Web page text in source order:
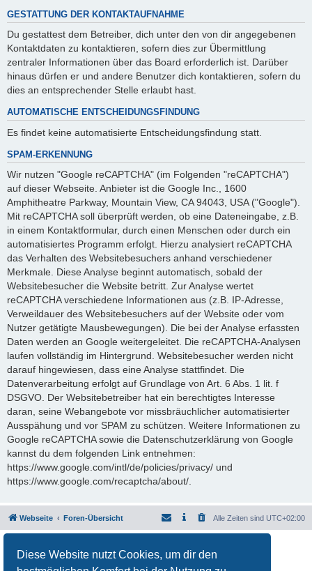
Diese Website nutzt Cookies, um dir den
GESTATTUNG DER KONTAKTAUFNAHME
Du gestattest dem Betreiber, dich unter den von dir angegebenen
Kontaktdaten zu kontaktieren, sofern dies zur Übermittlung
zentraler Informationen über das Board erforderlich ist. Darüber
hinaus dürfen er und andere Benutzer dich kontaktieren, sofern du
dies an entsprechender Stelle erlaubt hast.
AUTOMATISCHE ENTSCHEIDUNGSFINDUNG
Es findet keine automatisierte Entscheidungsfindung statt.
SPAM-ERKENNUNG
Wir nutzen "Google reCAPTCHA" (im Folgenden "reCAPTCHA")
auf dieser Webseite. Anbieter ist die Google Inc., 1600
Amphitheatre Parkway, Mountain View, CA 94043, USA ("Google").
Mit reCAPTCHA soll überprüft werden, ob eine Dateneingabe, z.B.
in einem Kontaktformular, durch einen Menschen oder durch ein
automatisiertes Programm erfolgt. Hierzu analysiert reCAPTCHA
das Verhalten des Websitebesuchers anhand verschiedener
Merkmale. Diese Analyse beginnt automatisch, sobald der
Websitebesucher die Website betritt. Zur Analyse wertet
reCAPTCHA verschiedene Informationen aus (z.B. IP-Adresse,
Verweildauer des Websitebesuchers auf der Website oder vom
Nutzer getätigte Mausbewegungen). Die bei der Analyse erfassten
Daten werden an Google weitergeleitet. Die reCAPTCHA-Analysen
laufen vollständig im Hintergrund. Websitebesucher werden nicht
darauf hingewiesen, dass eine Analyse stattfindet. Die
Datenverarbeitung erfolgt auf Grundlage von Art. 6 Abs. 1 lit. f
DSGVO. Der Websitebetreiber hat ein berechtigtes Interesse
daran, seine Webangebote vor missbräuchlicher automatisierter
Ausspähung und vor SPAM zu schützen. Weitere Informationen zu
Google reCAPTCHA sowie die Datenschutzerklärung von Google
kannst du dem folgenden Link entnehmen:
https://www.google.com/intl/de/policies/privacy/ und
https://www.google.com/recaptcha/about/.
Webseite Foren-Übersicht Alle Zeiten sind UTC+02:00
Deutsche Übersetzung durchphpBB.de
Datenschutz|Nutzungsbedingungen